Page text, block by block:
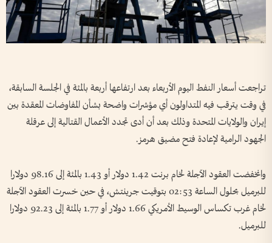
تراجعت أسعار النفط اليوم الأربعاء بعد ارتفاعها أربعة بالمئة في الجلسة ‌السابقة،
في وقت يترقب فيه المتداولون أي مؤشرات واضحة بشأن المفاوضات المعقدة بين
إيران والولايات المتحدة وذلك بعد أن أدى تجدد الأعمال القتالية إلى عرقلة
الجهود الرامية لإعادة فتح مضيق هرمز.
وانخفضت ⁠العقود الآجلة لخام برنت 1.42 دولار أو 1.43 بالمئة إلى 98.16 دولارا
للبرميل بحلول الساعة 02:53 بتوقيت جرينتش، في حين خسرت العقود ‌الآجلة
لخام غرب تكساس الوسيط الأمريكي 1.66 دولار أو 1.77 بالمئة إلى 92.23 دولارا
للبرميل.